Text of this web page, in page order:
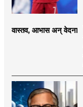
वास्तव, आभास अन् वेदना